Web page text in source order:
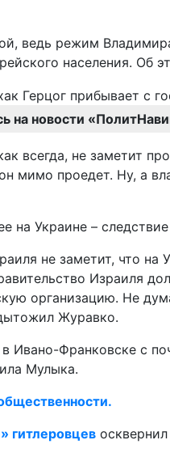
ведь режим
населения. Об
на новости
всегда, не заметит
мимо проедет. Ну, а
на Украине –
не заметит, что
Израиля
организацию. Не
Журавко.
в Ивано-Франковске с
Мулыка.
гитлеровцев